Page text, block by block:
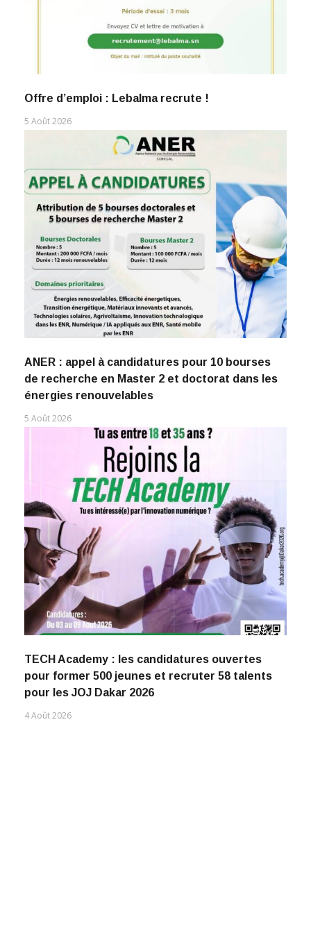
Offre d’emploi : Lebalma recrute !
5 Août 2026
ANER : appel à candidatures pour 10 bourses
de recherche en Master 2 et doctorat dans les
énergies renouvelables
5 Août 2026
TECH Academy : les candidatures ouvertes
pour former 500 jeunes et recruter 58 talents
pour les JOJ Dakar 2026
4 Août 2026